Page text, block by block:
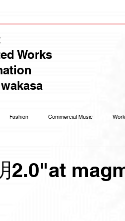
Works
Fashion Commercial Music
2.0"at